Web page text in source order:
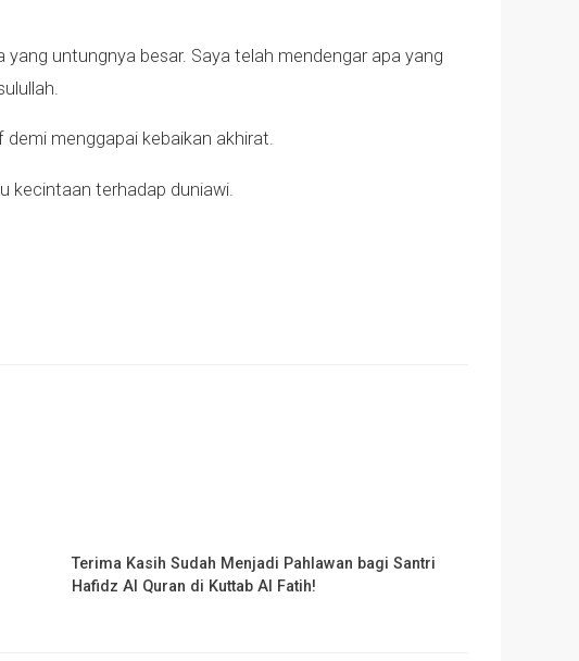
untungnya besar. Saya telah mendengar apa yang
menggapai kebaikan akhirat.
kecintaan terhadap duniawi.
Terima Kasih Sudah Menjadi Pahlawan bagi Santri
Hafidz Al Quran di Kuttab Al Fatih!